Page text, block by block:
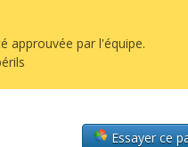
approuvée par l'équipe.
Essayer ce